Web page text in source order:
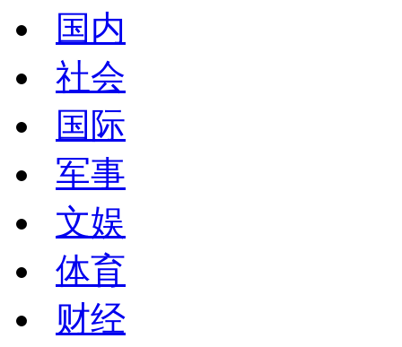
国内
社会
国际
军事
文娱
体育
财经